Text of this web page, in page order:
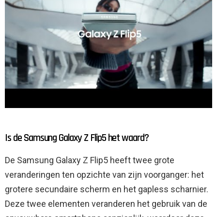
Is de Samsung Galaxy Z Flip5 het waard?
De Samsung Galaxy Z Flip5 heeft twee grote
veranderingen ten opzichte van zijn voorganger: het
grotere secundaire scherm en het gapless scharnier.
Deze twee elementen veranderen het gebruik van de